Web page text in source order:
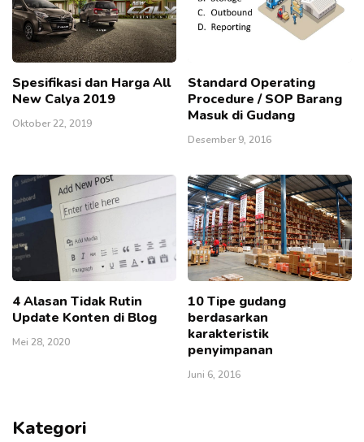
Spesifikasi dan Harga All
New Calya 2019
Oktober 22, 2019
Standard Operating
Procedure / SOP Barang
Masuk di Gudang
Desember 9, 2016
4 Alasan Tidak Rutin
Update Konten di Blog
Mei 28, 2020
10 Tipe gudang
berdasarkan
karakteristik
penyimpanan
Juni 6, 2016
Kategori